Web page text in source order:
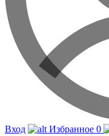
Вход Избранное 0